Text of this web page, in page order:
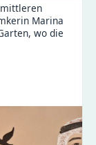
mittleren
Marina
wo die